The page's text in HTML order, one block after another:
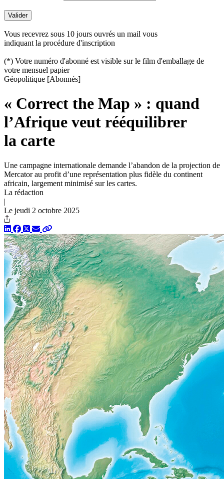
Vous recevrez sous 10 jours ouvrés un mail vous
indiquant la procédure d'inscription
(*) Votre numéro d'abonné est visible sur le film d'emballage de
votre mensuel papier
Géopolitique [Abonnés]
« Correct the Map » : quand
l’Afrique veut rééquilibrer
la carte
Une campagne internationale demande l’abandon de la projection de
Mercator au profit d’une représentation plus fidèle du continent
africain, largement minimisé sur les cartes.
La rédaction
|
Le jeudi 2 octobre 2025